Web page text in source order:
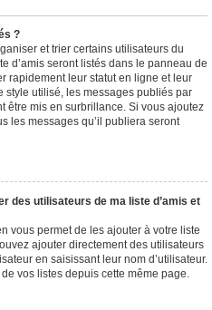
?
et trier certains utilisateurs du
d’amis seront listés dans le panneau de
rapidement leur statut en ligne et leur
style utilisé, les messages publiés par
être mis en surbrillance. Si vous ajoutez
les messages qu’il publiera seront
des utilisateurs de ma liste d’amis et
vous permet de les ajouter à votre liste
ajouter directement des utilisateurs
en saisissant leur nom d’utilisateur.
vos listes depuis cette même page.